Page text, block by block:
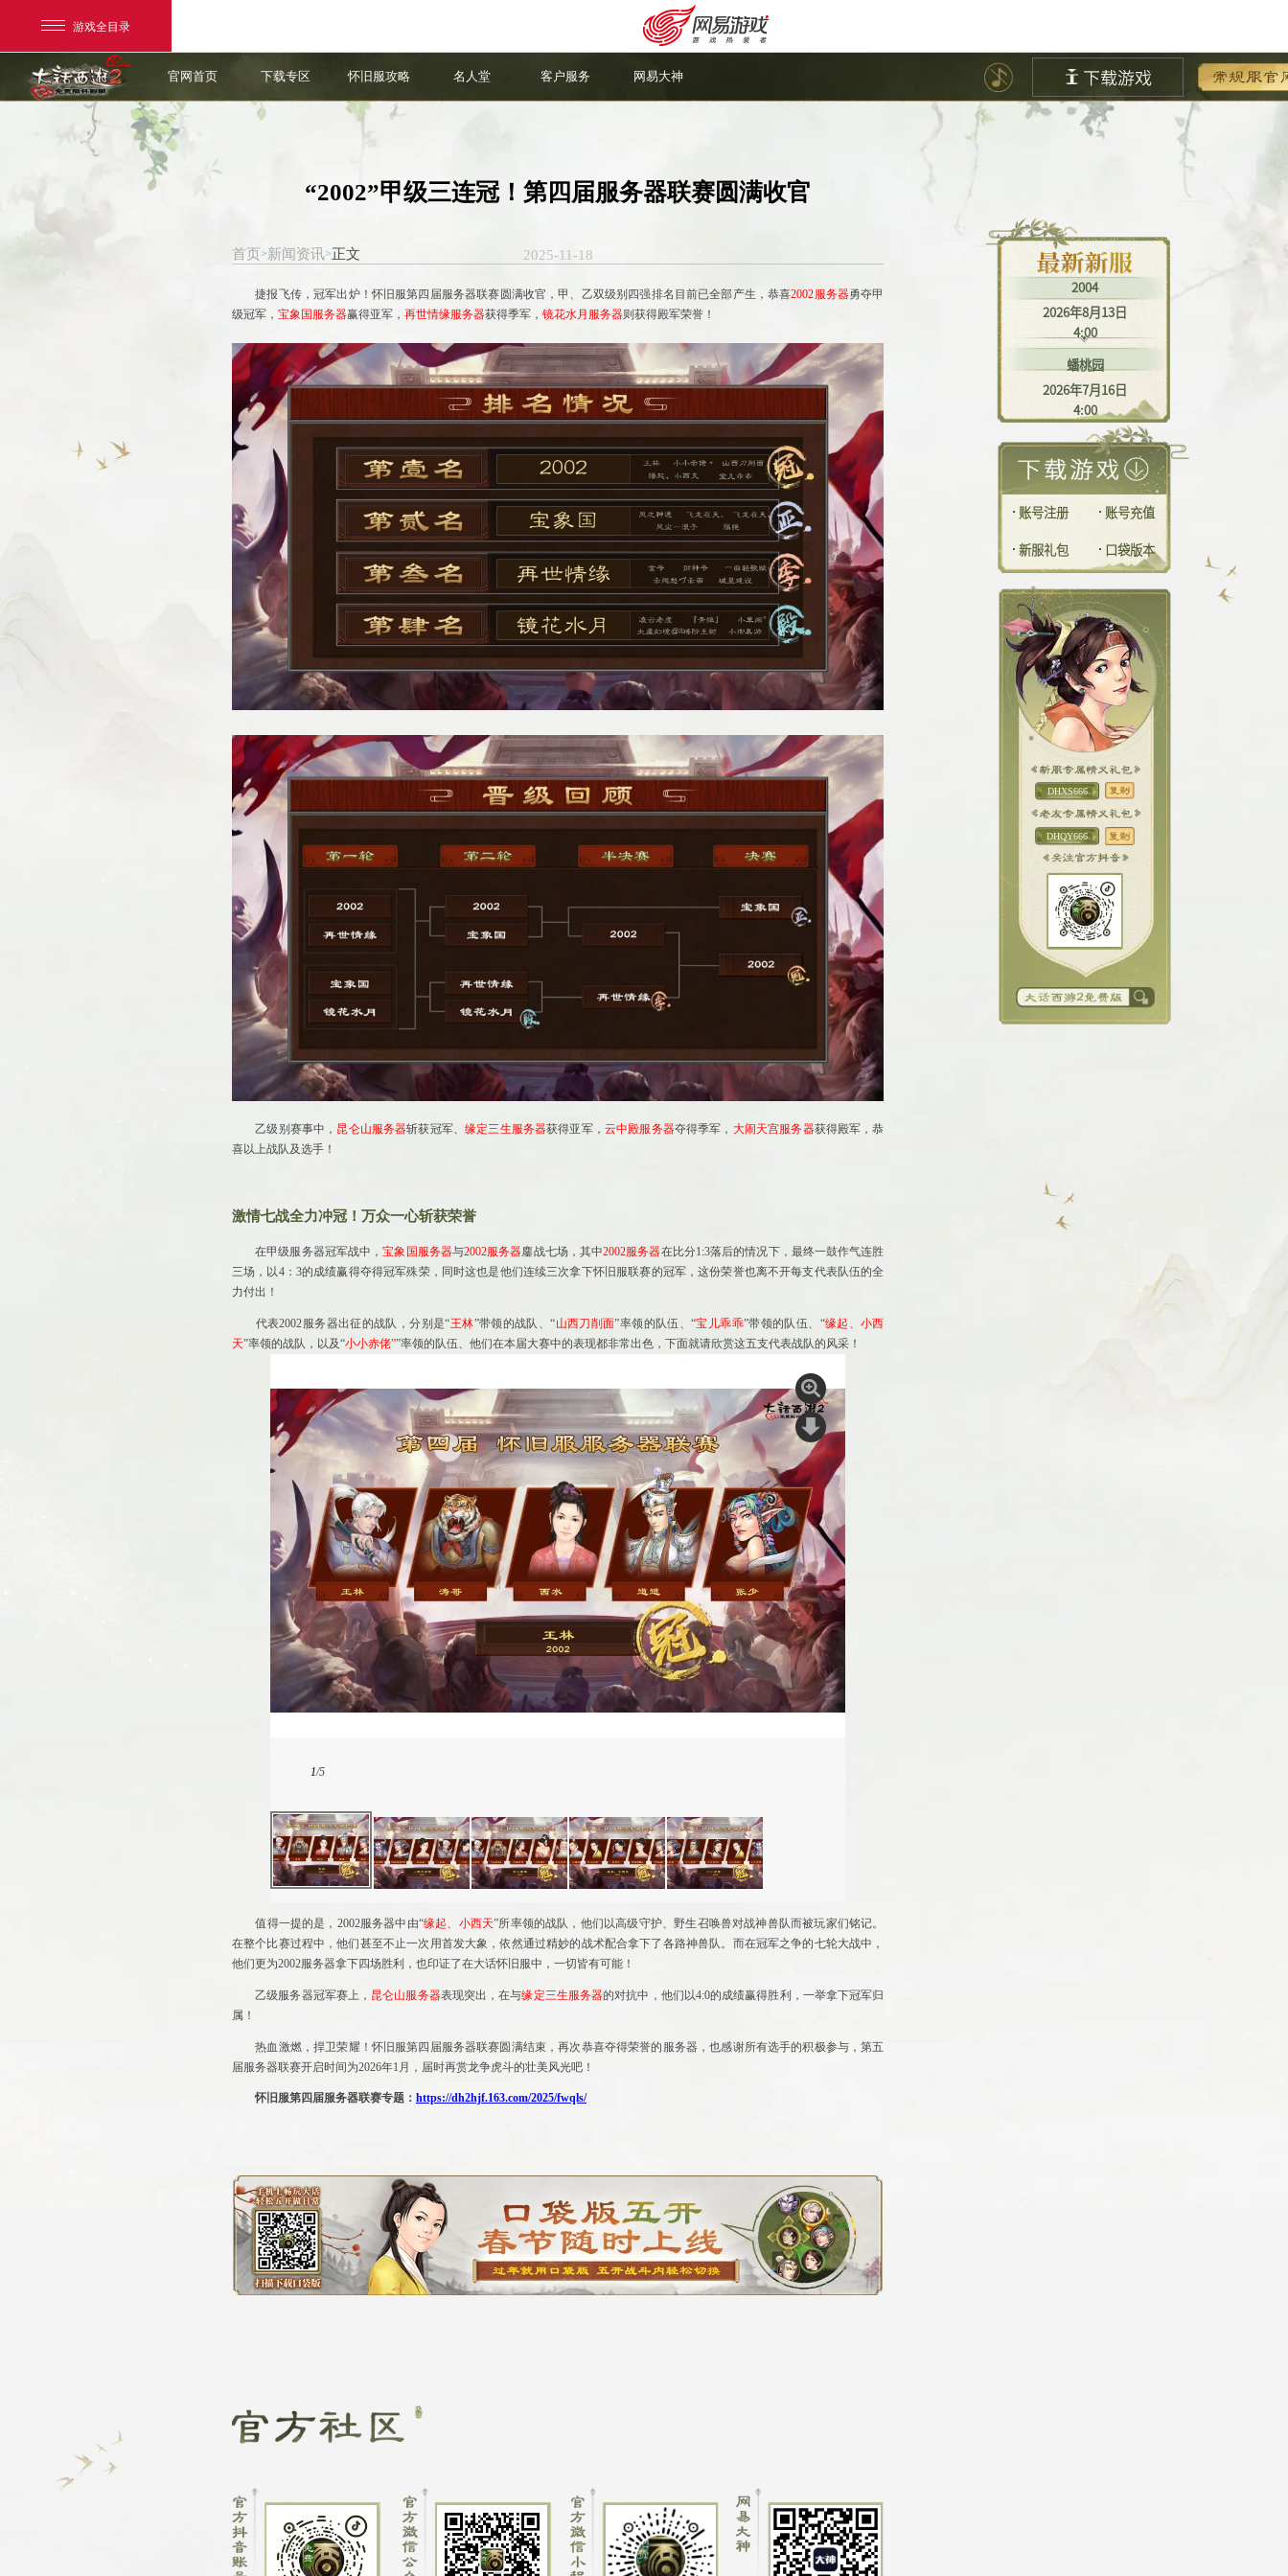
游戏全目录
安卓充值 客服中心
官网首页 下载专区 怀旧服攻略 名人堂 客户服务 网易大神
“2002”甲级三连冠！第四届服务器联赛圆满收官
首页>新闻资讯>正文 2025-11-18
捷报飞传，冠军出炉！怀旧服第四届服务器联赛圆满收官，甲、乙双级别四强排名目前已全部产生，恭喜2002服务器勇夺甲
级冠军， 宝象国服务器赢得亚军， 再世情缘服务器获得季军， 镜花水月 服务器则获得殿军荣誉！
乙级别赛事中， 昆仑山服务器斩获冠军、缘定三生服务器获得亚军， 云中殿服务器夺得季军， 大闹天宫服务器获得殿军，恭
喜以上战队及选手！
激情七战全力冲冠！万众一心斩获荣誉
在甲级服务器冠军战中，宝象国 服务器与2002服务器鏖战七场，其中2002服务器在比分1:3落后的情况下，最终一鼓作气连胜
三场，以4：3的成绩赢得夺得冠军殊荣，同时这也是他们连续三次拿下怀旧服联赛的冠军，这份荣誉也离不开每支代表队伍的全
力付出！
代表2002服务器出征的战队，分别是“王林”带领的战队、“山西刀削面”率领的队伍、“宝儿乖乖”带领的队伍、“缘起、小西
天”率领的战队，以及“小小赤佬””率领的队伍、他们在本届大赛中的表现都非常出色，下面就请欣赏这五支代表战队的风采！
1/5
值得一提的是，2002服务器中由“缘起、小西天”所率领的战队，他们以高级守护、野生召唤兽对战神兽队而被玩家们铭记。
在整个比赛过程中，他们甚至不止一次用首发大象，依然通过精妙的战术配合拿下了各路神兽队。而在冠军之争的七轮大战中，
他们更为2002服务器拿下四场胜利，也印证了在大话怀旧服中，一切皆有可能！
乙级服务器冠军赛上， 昆仑山服务器表现突出，在与缘定三生服务器的对抗中，他们以4:0的成绩赢得胜利，一举拿下冠军归
属！
热血激燃，捍卫荣耀！怀旧服第四届服务器联赛圆满结束，再次恭喜夺得荣誉的服务器，也感谢所有选手的积极参与，第五
届服务器联赛开启时间为2026年1月，届时再赏龙争虎斗的壮美风光吧！
怀旧服第四届服务器联赛专题： https://dh2hjf.163.com/2025/fwqls/
2004
2026年8月13日
4:00
蟠桃园
2026年7月16日
4:00
账号注册 账号充值
新服礼包 口袋版本
DHXS666
DHQY666